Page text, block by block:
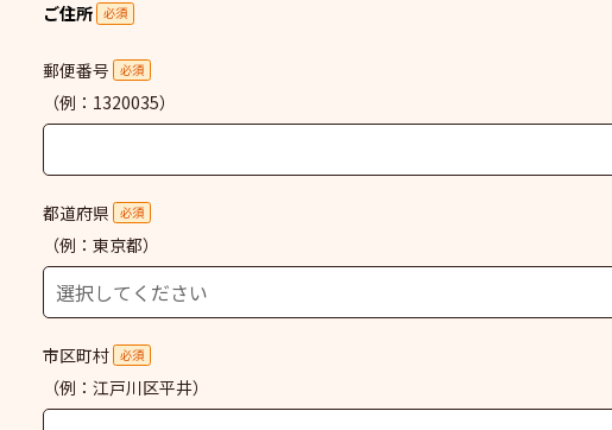
ご住所 必須
郵便番号 必須
（例：1320035）
都道府県 必須
（例：東京都）
市区町村 必須
（例：江戸川区平井）